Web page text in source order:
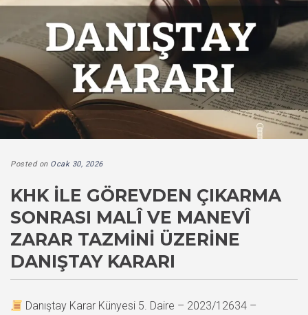
Posted on Ocak 30, 2026
KHK ILE GÖREVDEN ÇIKARMA
SONRASI MALÎ VE MANEVÎ
ZARAR TAZMINI ÜZERINE
DANIŞTAY KARARI
Danıştay Karar Künyesi 5. Daire – 2023/12634 –